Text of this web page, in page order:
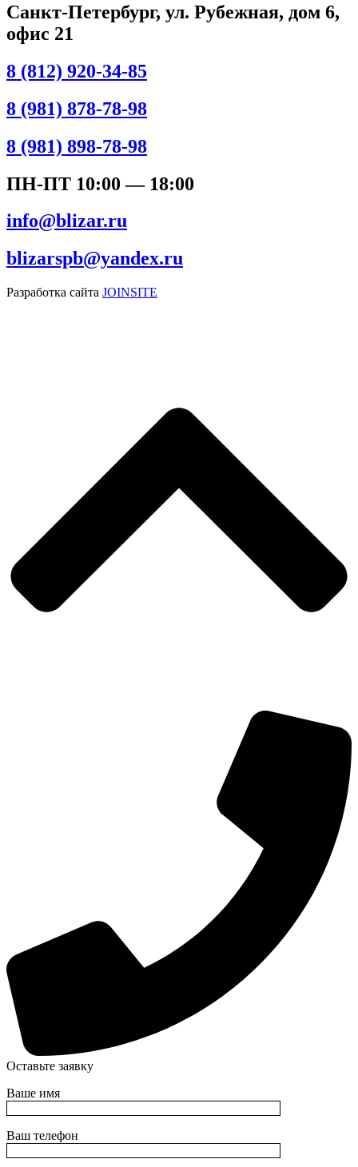
Санкт-Петербург, ул. Рубежная, дом 6,
офис 21
8 (812) 920-34-85
8 (981) 878-78-98
8 (981) 898-78-98
ПН-ПТ 10:00 — 18:00
info@blizar.ru
blizarspb@yandex.ru
Разработка сайта JOINSITE
Оставьте заявку
Ваше имя
Ваш телефон